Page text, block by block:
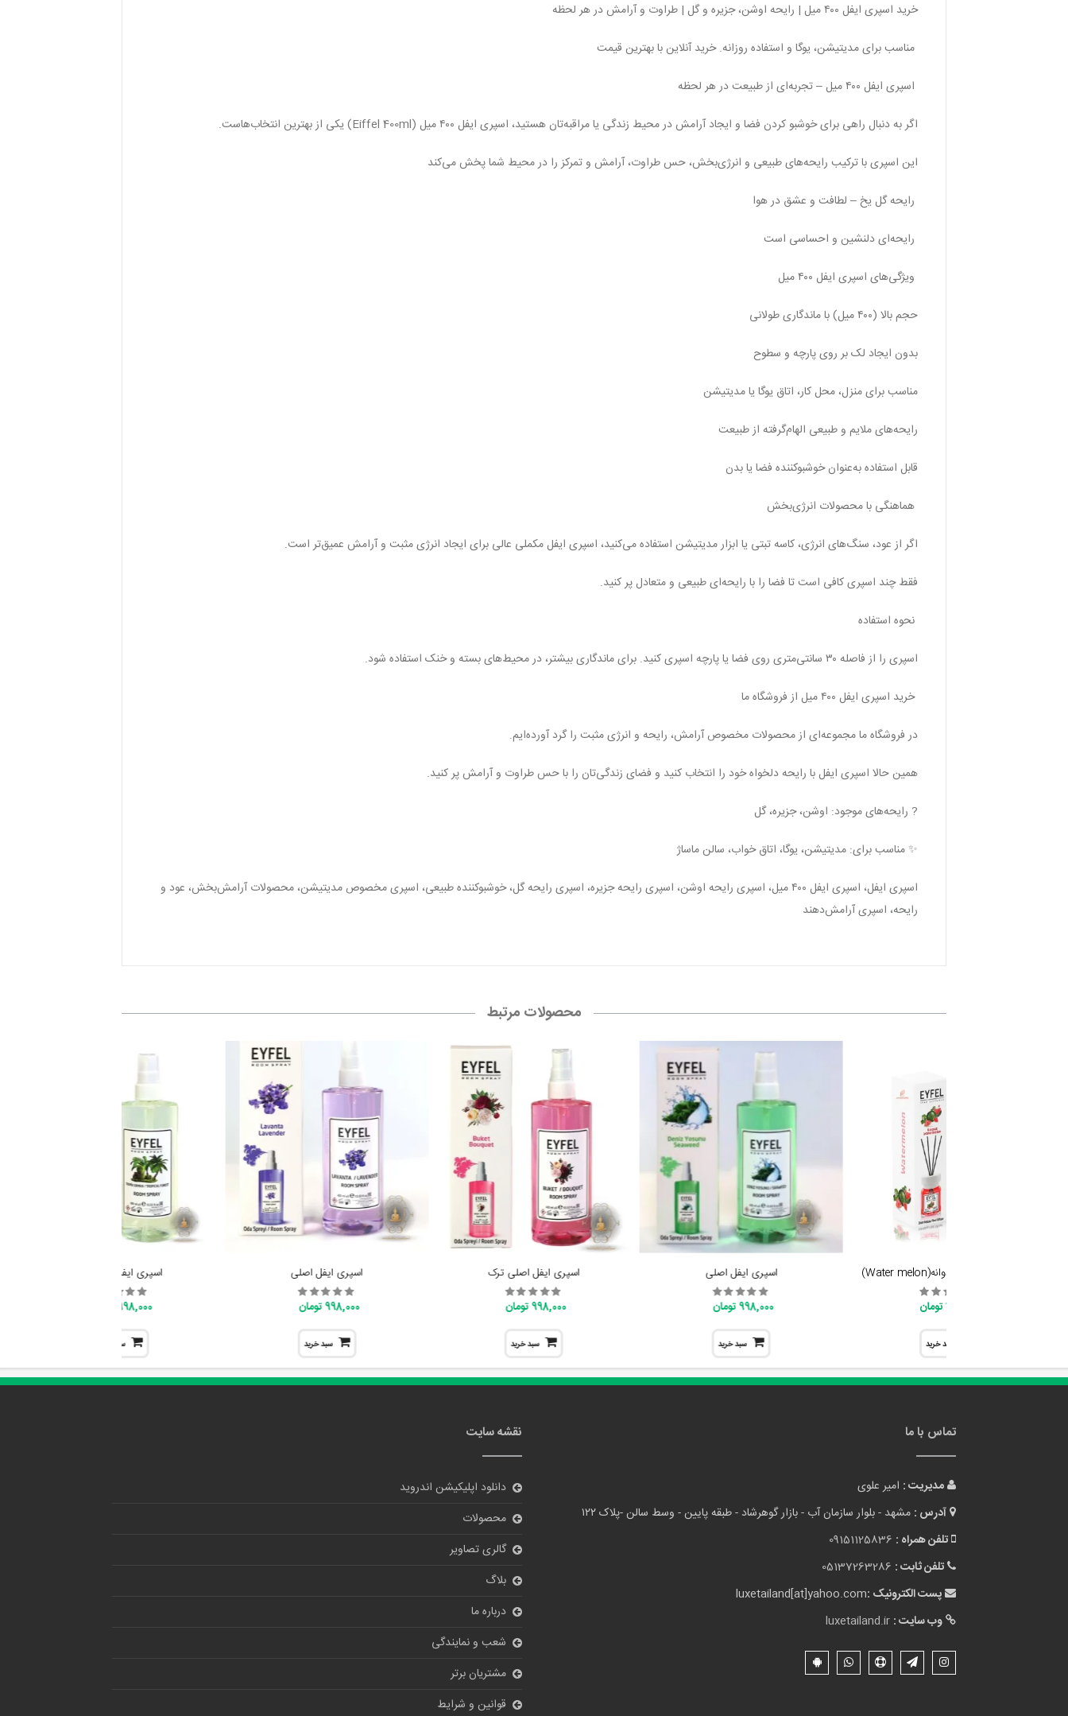
خرید اسپری ایفل ۴۰۰ میل | رایحه اوشن، جزیره و گل | طراوت و آرامش در هر لحظه
مناسب برای مدیتیشن، یوگا و استفاده روزانه. خرید آنلاین با بهترین قیمت
اسپری ایفل ۴۰۰ میل – تجربه‌ای از طبیعت در هر لحظه
اگر به دنبال راهی برای خوشبو کردن فضا و ایجاد آرامش در محیط زندگی یا مراقبه‌تان هستید، اسپری ایفل ۴۰۰ میل (Eiffel 400ml) یکی از بهترین انتخاب‌هاست.
این اسپری با ترکیب رایحه‌های طبیعی و انرژی‌بخش، حس طراوت، آرامش و تمرکز را در محیط شما پخش می‌کند
رایحه گل یخ – لطافت و عشق در هوا
رایحه‌ای دلنشین و احساسی است
ویژگی‌های اسپری ایفل ۴۰۰ میل
حجم بالا (۴۰۰ میل) با ماندگاری طولانی
بدون ایجاد لک بر روی پارچه و سطوح
مناسب برای منزل، محل کار، اتاق یوگا یا مدیتیشن
رایحه‌های ملایم و طبیعی الهام‌گرفته از طبیعت
قابل استفاده به‌عنوان خوشبوکننده فضا یا بدن
هماهنگی با محصولات انرژی‌بخش
اگر از عود، سنگ‌های انرژی، کاسه تبتی یا ابزار مدیتیشن استفاده می‌کنید، اسپری ایفل مکملی عالی برای ایجاد انرژی مثبت و آرامش عمیق‌تر است.
فقط چند اسپری کافی است تا فضا را با رایحه‌ای طبیعی و متعادل پر کنید.
نحوه استفاده
اسپری را از فاصله ۳۰ سانتی‌متری روی فضا یا پارچه اسپری کنید. برای ماندگاری بیشتر، در محیط‌های بسته و خنک استفاده شود.
خرید اسپری ایفل ۴۰۰ میل از فروشگاه ما
در فروشگاه ما مجموعه‌ای از محصولات مخصوص آرامش، رایحه و انرژی مثبت را گرد آورده‌ایم.
همین حالا اسپری ایفل با رایحه دلخواه خود را انتخاب کنید و فضای زندگی‌تان را با حس طراوت و آرامش پر کنید.
? رایحه‌های موجود: اوشن، جزیره، گل
✨ مناسب برای: مدیتیشن، یوگا، اتاق خواب، سالن ماساژ
اسپری ایفل، اسپری ایفل ۴۰۰ میل، اسپری رایحه اوشن، اسپری رایحه جزیره، اسپری رایحه گل، خوشبوکننده طبیعی، اسپری مخصوص مدیتیشن، محصولات آرامش‌بخش، عود و
رایحه، اسپری آرامش‌دهند
محصولات مرتبط
خوشبو کننده ایفل هندوانه(Water melon)
798,000 تومان
سبد خرید
اسپری ایفل اصلی
998,000 تومان
سبد خرید
اسپری ایفل اصلی ترک
998,000 تومان
سبد خرید
اسپری ایفل اصلی
998,000 تومان
سبد خرید
اسپری ایفل اصل ترک
998,000 تومان
سبد خرید
تماس با ما
مدیریت : امیر علوی
آدرس : مشهد - بلوار سازمان آب - بازار گوهرشاد - طبقه پایین - وسط سالن -پلاک ۱۲۲
تلفن همراه : 09151125836
تلفن ثابت : 05137263286
پست الکترونیک :luxetailand[at]yahoo.com
وب سایت : luxetailand.ir
نقشه سایت
دانلود اپلیکیشن اندروید
محصولات
گالری تصاویر
بلاگ
درباره ما
شعب و نمایندگی
مشتریان برتر
قوانین و شرایط